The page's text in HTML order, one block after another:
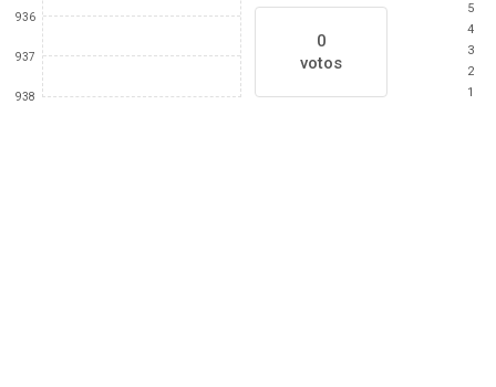
936
937
938
0
votos
5
4
3
2
1